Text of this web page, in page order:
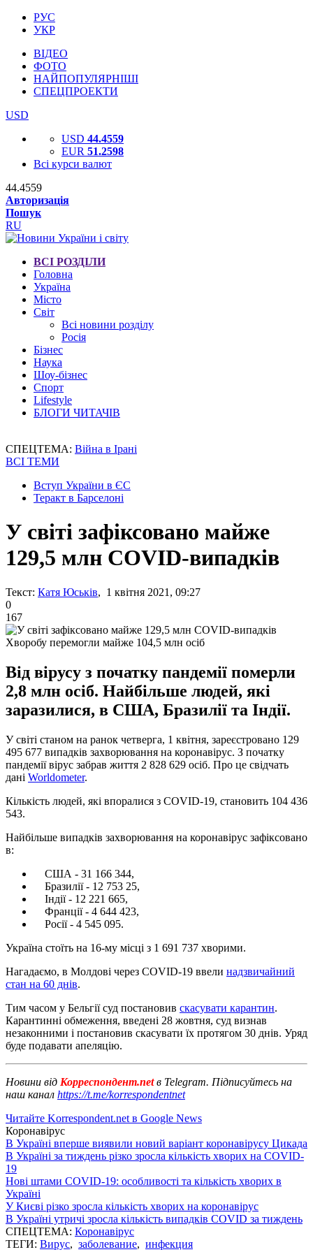
РУС
УКР
ВІДЕО
ФОТО
НАЙПОПУЛЯРНІШІ
СПЕЦПРОЕКТИ
USD
USD 44.4559
EUR 51.2598
Всі курси валют
44.4559
Авторизація
Пошук
RU
ВСІ РОЗДІЛИ
Головна
Україна
Місто
Світ
Всі новини розділу
Росія
Бізнес
Наука
Шоу-бізнес
Спорт
Lifestyle
БЛОГИ ЧИТАЧІВ
СПЕЦТЕМА: Війна в Ірані
ВСІ ТЕМИ
Вступ України в ЄС
Теракт в Барселоні
У світі зафіксовано майже
129,5 млн COVID-випадків
Текст: Катя Юськів, 1 квітня 2021, 09:27
0
167
Хворобу перемогли майже 104,5 млн осіб
Від вірусу з початку пандемії померли
2,8 млн осіб. Найбільше людей, які
заразилися, в США, Бразилії та Індії.
У світі станом на ранок четверга, 1 квітня, зареєстровано 129
495 677 випадків захворювання на коронавірус. З початку
пандемії вірус забрав життя 2 828 629 осіб. Про це свідчать
дані Worldometer.
Кількість людей, які впоралися з COVID-19, становить 104 436
543.
Найбільше випадків захворювання на коронавірус зафіксовано
в:
США - 31 166 344,
Бразилії - 12 753 25,
Індії - 12 221 665,
Франції - 4 644 423,
Росії - 4 545 095.
Україна стоїть на 16-му місці з 1 691 737 хворими.
Нагадаємо, в Молдові через COVID-19 ввели надзвичайний
стан на 60 днів.
Тим часом у Бельгії суд постановив скасувати карантин.
Карантинні обмеження, введені 28 жовтня, суд визнав
незаконними і постановив скасувати їх протягом 30 днів. Уряд
буде подавати апеляцію.
Новини від Корреспондент.netв Telegram. Підписуйтесь на
наш канал https://t.me/korrespondentnet
Читайте Korrespondent.net в Google News
Коронавірус
В Україні вперше виявили новий варіант коронавірусу Цикада
В Україні за тиждень різко зросла кількість хворих на COVID-
19
Нові штами COVID-19: особливості та кількість хворих в
Україні
У Києві різко зросла кількість хворих на коронавірус
В Україні утричі зросла кількість випадків COVID за тиждень
СПЕЦТЕМА: Коронавірус
ТЕГИ: Вирус, заболевание, инфекция